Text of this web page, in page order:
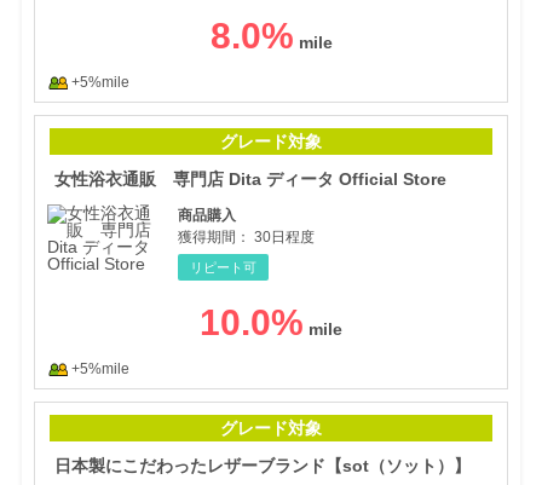
8.0%
+5%mile
グレード対象
女性浴衣通販 専門店 Dita ディータ Official Store
商品購入
獲得期間： 30日程度
リピート可
10.0%
+5%mile
グレード対象
日本製にこだわったレザーブランド【sot（ソット）】